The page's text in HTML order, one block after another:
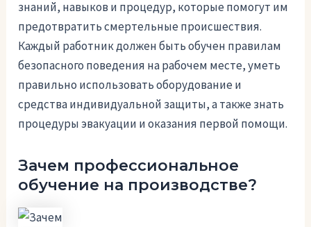
знаний, навыков и процедур, которые помогут им
предотвратить смертельные происшествия.
Каждый работник должен быть обучен правилам
безопасного поведения на рабочем месте, уметь
правильно использовать оборудование и
средства индивидуальной защиты, а также знать
процедуры эвакуации и оказания первой помощи.
Зачем профессиональное
обучение на производстве?